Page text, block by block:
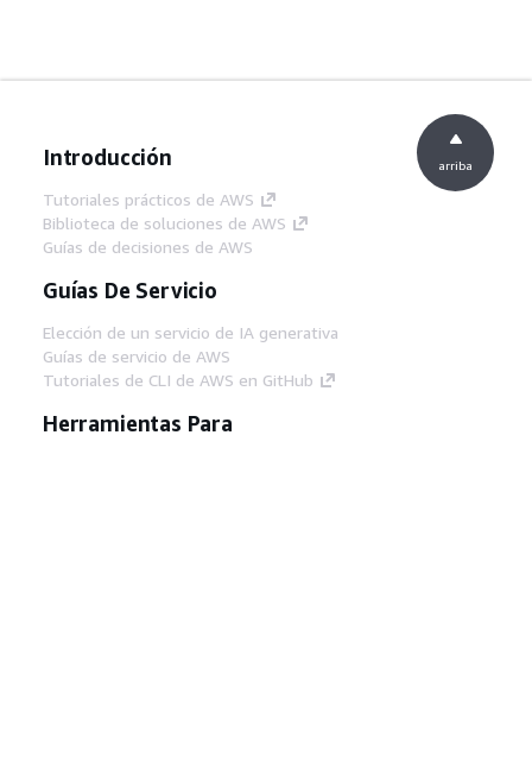
Introducción
Tutoriales prácticos de AWS
Biblioteca de soluciones de AWS
Guías de decisiones de AWS
Guías De Servicio
Elección de un servicio de IA generativa
Guías de servicio de AWS
Tutoriales de CLI de AWS en GitHub
Herramientas Para
arriba